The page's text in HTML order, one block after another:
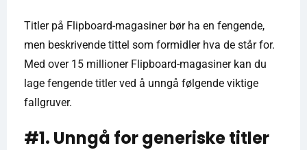
Titler på Flipboard-magasiner bør ha en fengende,
men beskrivende tittel som formidler hva de står for.
Med over 15 millioner Flipboard-magasiner kan du
lage fengende titler ved å unngå følgende viktige
fallgruver.
#1. Unngå for generiske titler